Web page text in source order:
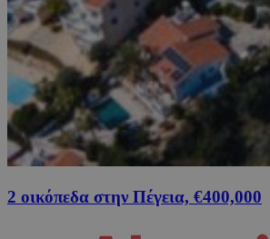
2 οικόπεδα στην Πέγεια, €400,000